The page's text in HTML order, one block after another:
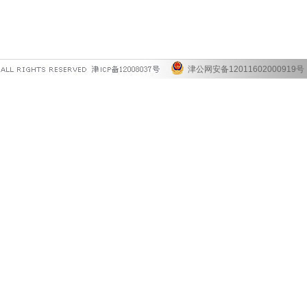
津公网安备12011602000919号